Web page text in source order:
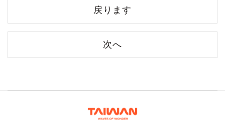
戻ります
次へ